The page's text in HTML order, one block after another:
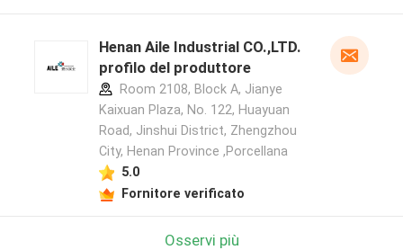
Henan Aile Industrial CO.,LTD.
profilo del produttore
Room 2108, Block A, Jianye
Kaixuan Plaza, No. 122, Huayuan
Road, Jinshui District, Zhengzhou
City, Henan Province ,Porcellana
5.0
Fornitore verificato
Osservi più